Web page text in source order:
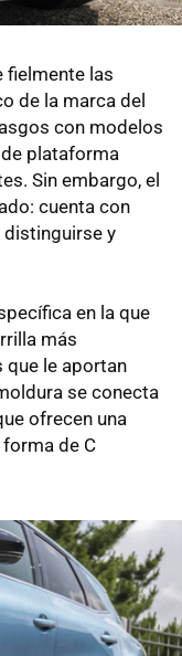
fielmente las
de la marca del
con modelos
plataforma
Sin embargo, el
cuenta con
y
en la que
más
le aportan
se conecta
ofrecen una
de C